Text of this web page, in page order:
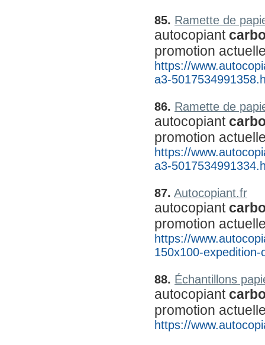
85. Ramette de
autocopiant
promotion
https://
a3-
86. Ramette de
autocopiant
promotion
https://
a3-
87. Autocopiant.fr
autocopiant
promotion
https://
150x100-
88. Échantillons
autocopiant
promotion
https://